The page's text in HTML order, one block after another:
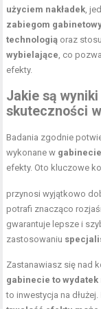
użyciem nakładek ,
zabiegom
technologią oraz
wybielające , co
efekty.
Jakie są
skuteczności
Badania zgodnie
wykonane w
efekty. Oto kluczowe
przynosi wyjątkowo
potrafi znacząco
gwarantuje lepsze i
zastosowaniu
Zastanawiasz się nad
gabinecie to wydatek
to inwestycja na dłużej.